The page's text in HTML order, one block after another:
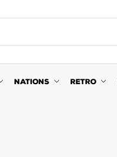
NATIONS RETRO